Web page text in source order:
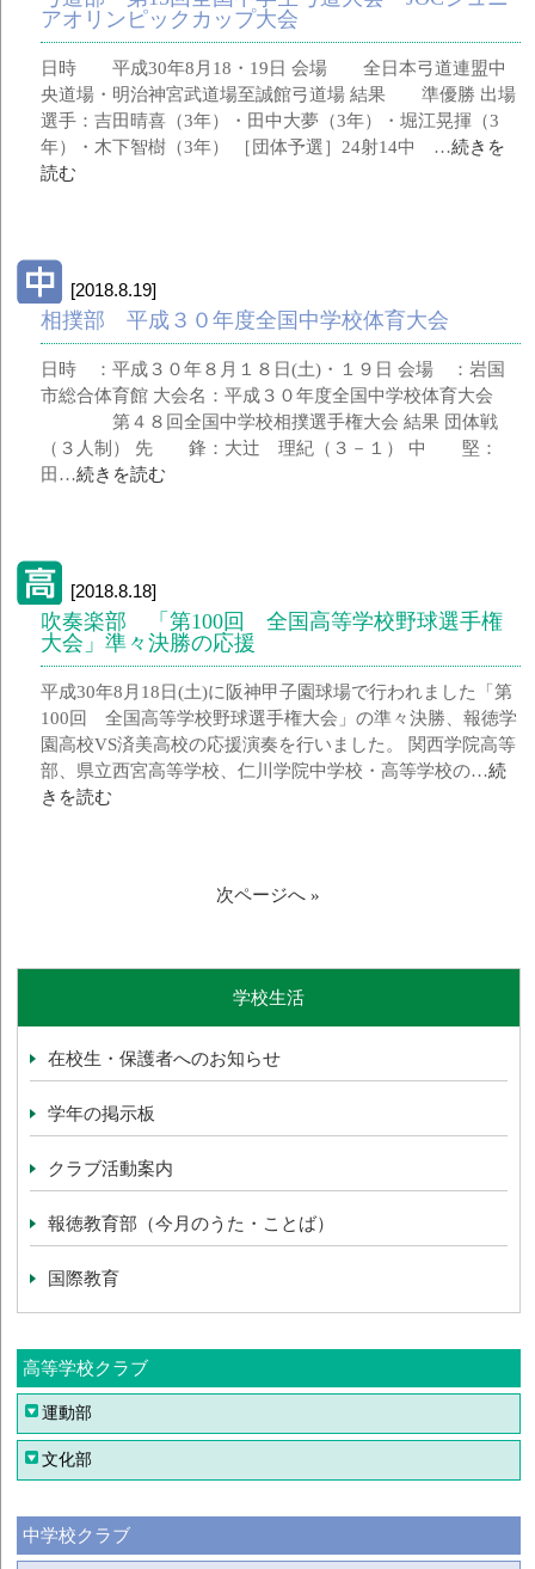
アオリンピックカップ大会
日時 平成30年8月18・19日 会場 全日本弓道連盟中
央道場・明治神宮武道場至誠館弓道場 結果 準優勝 出場
選手：吉田晴喜（3年）・田中大夢（3年）・堀江晃揮（3
年）・木下智樹（3年） ［団体予選］24射14中 …続きを
読む
[2018.8.19]
相撲部 平成３０年度全国中学校体育大会
日時 ：平成３０年８月１８日(土)・１９日 会場 ：岩国
市総合体育館 大会名：平成３０年度全国中学校体育大会
第４８回全国中学校相撲選手権大会 結果 団体戦
（３人制） 先 鋒：大辻 理紀（３－１） 中 堅：
田…続きを読む
[2018.8.18]
吹奏楽部 「第100回 全国高等学校野球選手権
大会」準々決勝の応援
平成30年8月18日(土)に阪神甲子園球場で行われました「第
100回 全国高等学校野球選手権大会」の準々決勝、報徳学
園高校VS済美高校の応援演奏を行いました。 関西学院高等
部、県立西宮高等学校、仁川学院中学校・高等学校の…続
きを読む
次ページへ »
学校生活
在校生・保護者へのお知らせ
学年の掲示板
クラブ活動案内
報徳教育部（今月のうた・ことば）
国際教育
高等学校クラブ
運動部
文化部
中学校クラブ